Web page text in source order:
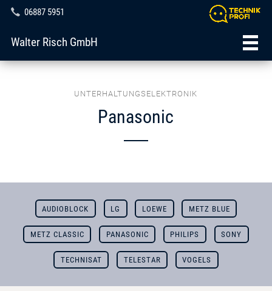
06887 5951
Walter Risch GmbH
UNTERHALTUNGSELEKTRONIK
Panasonic
AUDIOBLOCK LG LOEWE METZ BLUE
METZ CLASSIC PANASONIC PHILIPS SONY
TECHNISAT TELESTAR VOGELS